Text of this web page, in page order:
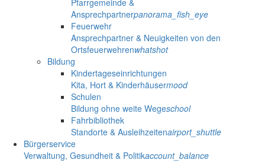
Ansprechpartnerpanorama_fish_eye
Feuerwehr
Ansprechpartner & Neuigkeiten von den
Ortsfeuerwehrenwhatshot
Bildung
Kindertageseinrichtungen
Kita, Hort & Kinderhäusermood
Schulen
Bildung ohne weite Wegeschool
Fahrbibliothek
Standorte & Ausleihzeitenairport_shuttle
Bürgerservice
Verwaltung, Gesundheit & Politikaccount_balance